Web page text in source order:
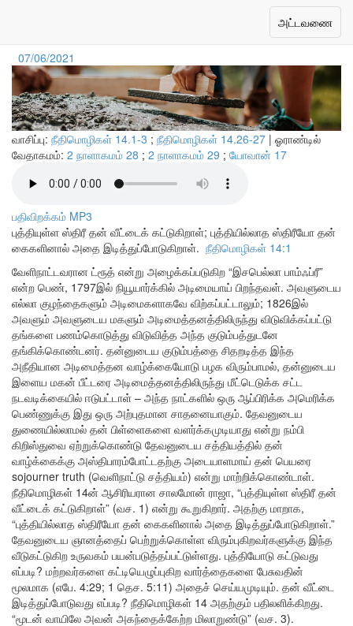
Toggle
navigation
அட்டவணை
07/06/2021
வாசிப்பு: நீதிமொழிகள் 14.1-3 ; நீதிமொழிகள் 14.26-27 | ஓராண்டில்
வேதாகமம்: 2 நாளாகமம் 28 ; 2 நாளாகமம் 29 ; யோவான் 17
பதிவிறக்கம் MP3
புத்தியுள்ள ஸ்திரீ தன் வீட்டைக் கட்டுகிறாள்; புத்தியில்லாத ஸ்திரீயோ தன்
கைகளினால் அதை இடித்துப்போடுகிறாள். நீதிமொழிகள் 14:1
வேளிநாட்டவரான ட்ரூத் என்று அழைக்கப்படுகிற “இசபெல்லா பாம்ஃப்ரீ”
என்ற பெண், 1797இல் நியூயார்க்கில் அடிமையாய் பிறந்தவள். அவளுடைய
எல்லா குழந்தைகளும் அடிமைகளாகவே விற்கப்பட்டாலும்; 1826இல்
அவளும் அவளுடைய மகளும் அடிமைத்தனத்திலிருந்து விடுவிக்கப்பட்டு
தங்களை பணம்கொடுத்து விடுவித்த அந்த குடும்பத்துடனே
தங்கிக்கொண்டனர். தன்னுடைய குடும்பத்தை சிதறடித்த இந்த
அநீதியான அடிமைத்தன வாழ்க்கையோடு பழக விரும்பாமல், தன்னுடைய
இளைய மகன் பீட்டரை அடிமைத்தனத்திலிருந்து மீட்டெடுக்க சட்ட
நடவடிக்கையில் ஈடுபட்டாள் – அந்த நாட்களில் ஒரு ஆப்பிரிக்க அமெரிக்க
பெண்ணுக்கு இது ஒரு அற்புதமான சாதனையாகும். தேவனுடைய
துணையில்லாமல் தன் பிள்ளைகளை வளர்க்கமுடியாது என்று நம்பி
கிறிஸ்துவை ஏற்றுக்கொண்டு தேவனுடைய சத்தியத்தில் தன்
வாழ்க்கைக்கு அஸ்திபாரம்போட்டதற்கு அடையாளமாய் தன் பெயரை
sojourner truth (வெளிநாட்டு சத்தியம்) என்று மாற்றிக்கொண்டாள்.
நீதிமொழிகள் 14ன் ஆசிரியரான சாலமோன் ராஜா, “புத்தியுள்ள ஸ்திரீ தன்
வீட்டைக் கட்டுகிறாள்” (வச. 1) என்று கூறுகிறார். அதற்கு மாறாக,
“புத்தியில்லாத ஸ்திரீயோ தன் கைகளினால் அதை இடித்துப்போடுகிறாள்.”
தேவனுடைய ஞானத்தைப் பெற்றுக்கொள்ள விரும்புகிறவர்களுக்கு இந்த
வீடுகட்டுகிற உருவகம் பயன்படுத்தப்பட்டுள்ளது. புத்தியோடு கட்டுவது
எப்படி? மற்றவர்களை கட்டியெழுப்புகிற வார்த்தைகளை பேசுவதின்
மூலமாக (எபே. 4:29; 1 தெச. 5:11) அதைச் செய்யமுடியும். தன் வீட்டை
இடித்துப்போடுவது எப்படி? நீதிமொழிகள் 14 அதற்கும் பதிலளிக்கிறது.
“மூடன் வாயிலே அவன் அகந்தைக்கேற்ற மிலாறுண்டு” (வச. 3).